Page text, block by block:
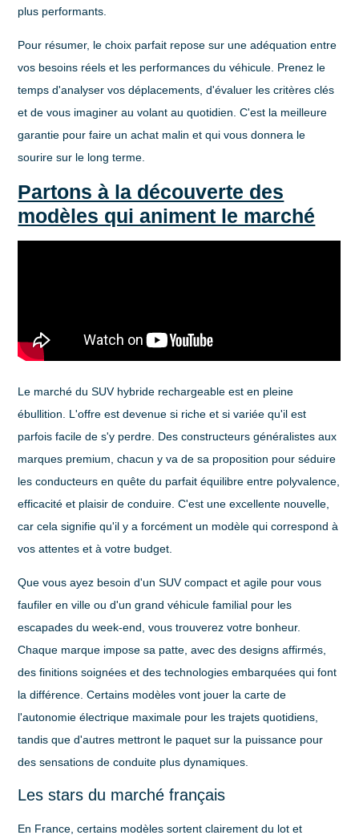
plus performants.
Pour résumer, le choix parfait repose sur une adéquation entre
vos besoins réels et les performances du véhicule. Prenez le
temps d'analyser vos déplacements, d'évaluer les critères clés
et de vous imaginer au volant au quotidien. C'est la meilleure
garantie pour faire un achat malin et qui vous donnera le
sourire sur le long terme.
Partons à la découverte des
modèles qui animent le marché
Le marché duSUV hybride rechargeable est en pleine
ébullition. L'offre est devenue si riche et si variée qu'il est
parfois facile de s'y perdre. Des constructeurs généralistes aux
marques premium, chacun y va de sa proposition pour séduire
les conducteurs en quête du parfait équilibre entre polyvalence,
efficacité et plaisir de conduire. C'est une excellente nouvelle,
car cela signifie qu'il y a forcément un modèle qui correspond à
vos attentes et à votre budget.
Que vous ayez besoin d'un SUV compact et agile pour vous
faufiler en ville ou d'un grand véhicule familial pour les
escapades du week-end, vous trouverez votre bonheur.
Chaque marque impose sa patte, avec des designs affirmés,
des finitions soignées et des technologies embarquées qui font
la différence. Certains modèles vont jouer la carte de
l'autonomie électrique maximale pour les trajets quotidiens,
tandis que d'autres mettront le paquet sur la puissance pour
des sensations de conduite plus dynamiques.
Les stars du marché français
En France, certains modèles sortent clairement du lot et